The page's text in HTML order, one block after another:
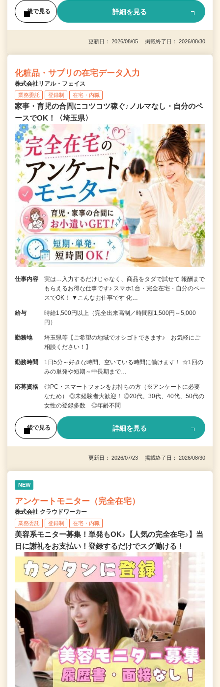
後で見る 詳細を見る
更新日： 2026/08/05 掲載終了日： 2026/08/30
化粧品・サプリの在宅データ入力
株式会社リアル・フェイス
業務委託 登録制 在宅・内職
家事・育児の合間にコツコツ稼ぐ♪ノルマなし・自分のペ
ースでOK！〈埼玉県〉
仕事内容
実は…入力するだけじゃなく、商品をタダで試せて 報酬まで
もらえるお得な仕事です♪ スマホ1台・完全在宅・自分のペー
スでOK！ ▼こんなお仕事です 化…
給与
時給1,500円以上（完全出来高制／時間額1,500円～5,000
円）
勤務地
埼玉県等【ご希望の地域でオシゴトできます♪ お気軽にご
相談ください！】
勤務時間
1日5分～好きな時間、空いている時間に働けます！ ☆1回の
みの単発や短期～中長期まで…
応募資格
◎PC・スマートフォンをお持ちの方（※アンケートに必要
なため） ◎未経験者大歓迎！ ◎20代、30代、40代、50代の
女性の登録多数 ◎年齢不問
後で見る 詳細を見る
更新日： 2026/07/23 掲載終了日： 2026/08/30
NEW
アンケートモニター（完全在宅）
株式会社 クラウドワーカー
業務委託 登録制 在宅・内職
美容系モニター募集！単発もOK♪【人気の完全在宅♪】当
日に謝礼をお支払い！登録するだけでスグ働ける！